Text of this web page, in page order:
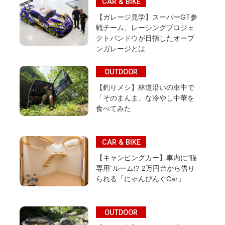
【ガレージ見学】スーパーGT参
戦チーム、レーシングプロジェ
クトバンドウが目指したオープ
ンガレージとは
OUTDOOR
【釣りメシ】林道沿いの車中で
「そのまんま」な冷やし中華を
食べてみた
CAR & BIKE
【キャンピングカー】車内に“猫
専用”ルーム!? 2万円台から借り
られる「にゃんぴんぐCar」
OUTDOOR